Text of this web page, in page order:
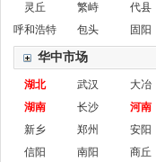
灵丘
繁峙 代县
呼和浩特
包头 固阳
华中市场
湖北 武汉 大冶
湖南
长沙 河南
新乡
郑州 安阳
信阳
南阳 商丘